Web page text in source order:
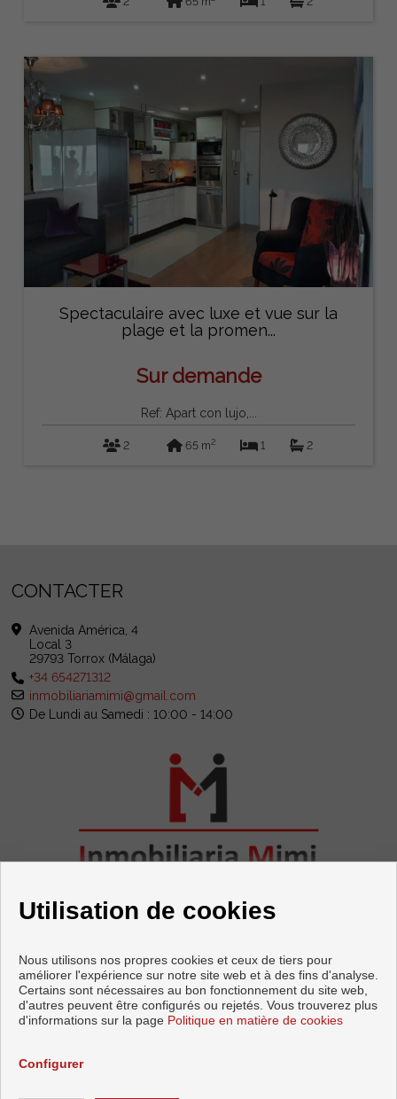
Spectaculaire avec luxe et vue sur la
plage et la promen...
Sur demande
Ref: Apart con lujo,...
2 65 m2 1 2
CONTACTER
Avenida América, 4
Local 3
29793 Torrox (Málaga)
+34 654271312
inmobiliariamimi@gmail.com
De Lundi au Samedi : 10:00 - 14:00
Appartements et maisons à vendre à Torrox
protection des données
Utilisation de cookies
Nous utilisons nos propres cookies et ceux de tiers pour
améliorer l'expérience sur notre site web et à des fins d'analyse.
Certains sont nécessaires au bon fonctionnement du site web,
d'autres peuvent être configurés ou rejetés. Vous trouverez plus
d'informations sur la page Politique en matière de cookies
Configurer